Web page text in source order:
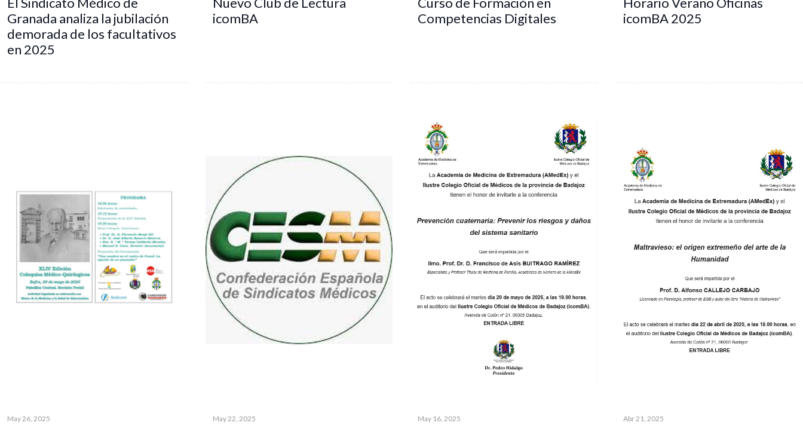
Granada analiza la jubilación
demorada de los facultativos
en 2025
icomBA
Competencias Digitales
icomBA 2025
May 26, 2025 May 22, 2025 May 16, 2025 Abr 21, 2025